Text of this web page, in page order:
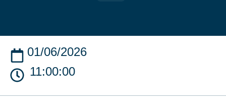
01/06/2026
11:00:00